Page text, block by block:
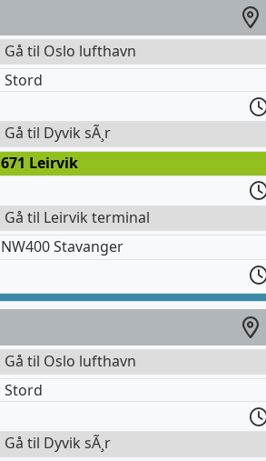
Gå til Oslo lufthavn
Stord
Gå til Dyvik sÃ¸r
671 Leirvik
Gå til Leirvik terminal
NW400 Stavanger
Gå til Oslo lufthavn
Stord
Gå til Dyvik sÃ¸r